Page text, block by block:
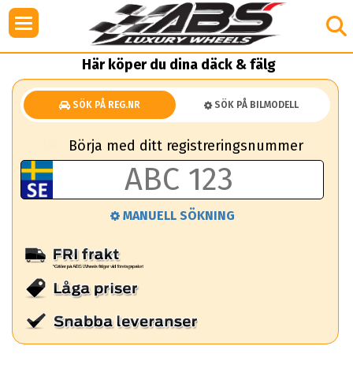
Här köper du dina däck & fälg
SÖK PÅ REG.NR SÖK PÅ BILMODELL
Börja med ditt registreringsnummer
MANUELL SÖKNING